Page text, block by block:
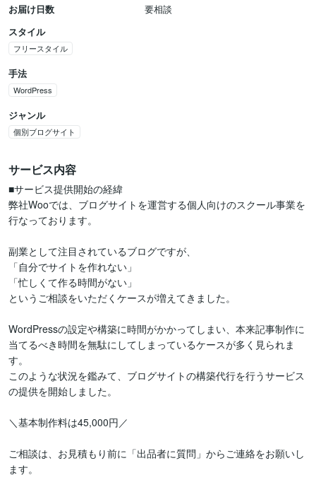
お届け日数
要相談
スタイル
フリースタイル
手法
WordPress
ジャンル
個別ブログサイト
サービス内容
■サービス提供開始の経緯
弊社Wooでは、ブログサイトを運営する個人向けのスクール事業を
行なっております。
副業として注目されているブログですが、
「自分でサイトを作れない」
「忙しくて作る時間がない」
というご相談をいただくケースが増えてきました。
WordPressの設定や構築に時間がかかってしまい、本来記事制作に
当てるべき時間を無駄にしてしまっているケースが多く見られま
す。
このような状況を鑑みて、ブログサイトの構築代行を行うサービス
の提供を開始しました。
＼基本制作料は45,000円／
ご相談は、お見積もり前に「出品者に質問」からご連絡をお願いし
ます。